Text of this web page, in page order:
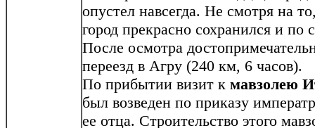
опустел навсегда. Не смотря на
город прекрасно сохранился и
После осмотра
переезд в Агру (240 км, 6 часов).
По прибытии визит к мавзолею
был возведен по приказу
ее отца. Строительство этого